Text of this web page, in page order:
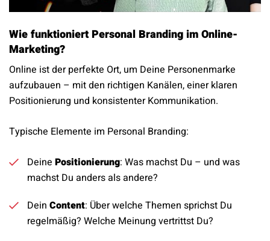
Wie funktioniert Personal Branding im Online-
Marketing?
Online ist der perfekte Ort, um Deine Personenmarke
aufzubauen – mit den richtigen Kanälen, einer klaren
Positionierung und konsistenter Kommunikation.
Typische Elemente im Personal Branding:
Deine Positionierung: Was machst Du – und was
machst Du anders als andere?
Dein Content: Über welche Themen sprichst Du
regelmäßig? Welche Meinung vertrittst Du?